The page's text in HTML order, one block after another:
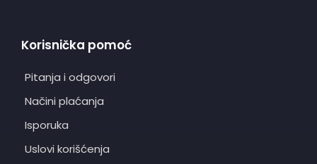
Korisnička pomoć
Pitanja i odgovori
Načini plaćanja
Isporuka
Uslovi korišćenja